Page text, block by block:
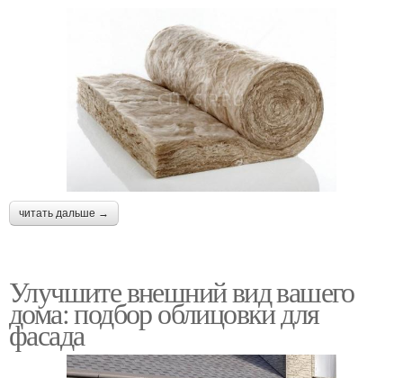
читать дальше →
Улучшите внешний вид вашего
дома: подбор облицовки для
фасада